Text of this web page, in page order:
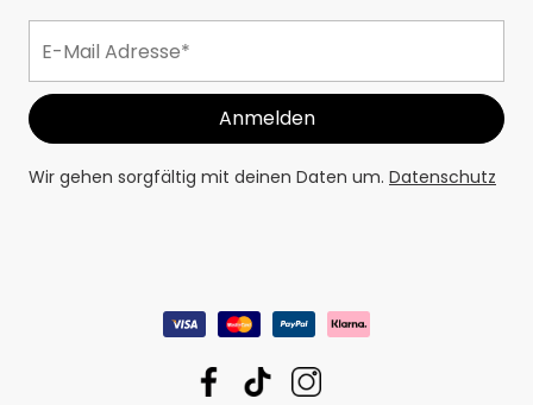
Wir gehen sorgfältig mit deinen Daten um. Datenschutz